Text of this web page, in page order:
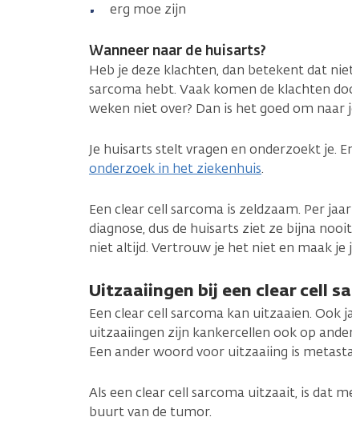
erg moe zijn
Wanneer naar de huisarts?
Heb je deze klachten, dan betekent dat
sarcoma hebt. Vaak komen de klachten
weken niet over? Dan is het goed om naar
Je huisarts stelt vragen en onderzoekt je.
onderzoek in het ziekenhuis.
Een clear cell sarcoma is zeldzaam. Per
diagnose, dus de huisarts ziet ze bijna
niet altijd. Vertrouw je het niet en maak je
Uitzaaiingen bij een clear cell
Een clear cell sarcoma kan uitzaaien. Ook
uitzaaiingen zijn kankercellen ook op
Een ander woord voor uitzaaiing is
Als een clear cell sarcoma uitzaait, is dat
buurt van de tumor.